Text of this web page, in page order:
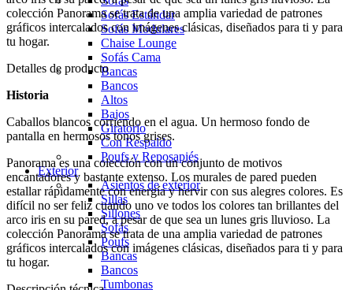
Sofás Estándar
Sofás Modulares
Chaise Lounge
Sofás Cama
Bancas
Bancos
Altos
Bajos
Giratorio
Con Respaldo
Poufs y Reposapiés
Exterior
Asientos de exterior
Sillas
Sillones
Sofás
Poufs
Bancas
Bancos
Tumbonas
colección Panorama se trata de una amplia variedad de patrones
gráficos intercalados con imágenes clásicas, diseñados para ti y para
tu hogar.
Detalles de producto
Historia
Caballos blancos corriendo en el agua. Un hermoso fondo de
pantalla en hermosos tonos grises.
Panorama es una colección con un conjunto de motivos
encantadores y bastante extenso. Los murales de pared pueden
estallar rápidamente con energía y hervir con sus alegres colores. Es
difícil no ser feliz cuando uno ve todos los colores tan brillantes del
arco iris en su pared, a pesar de que sea un lunes gris lluvioso. La
colección Panorama se trata de una amplia variedad de patrones
gráficos intercalados con imágenes clásicas, diseñados para ti y para
tu hogar.